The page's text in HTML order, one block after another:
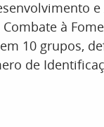
e
à
10 grupos,
de